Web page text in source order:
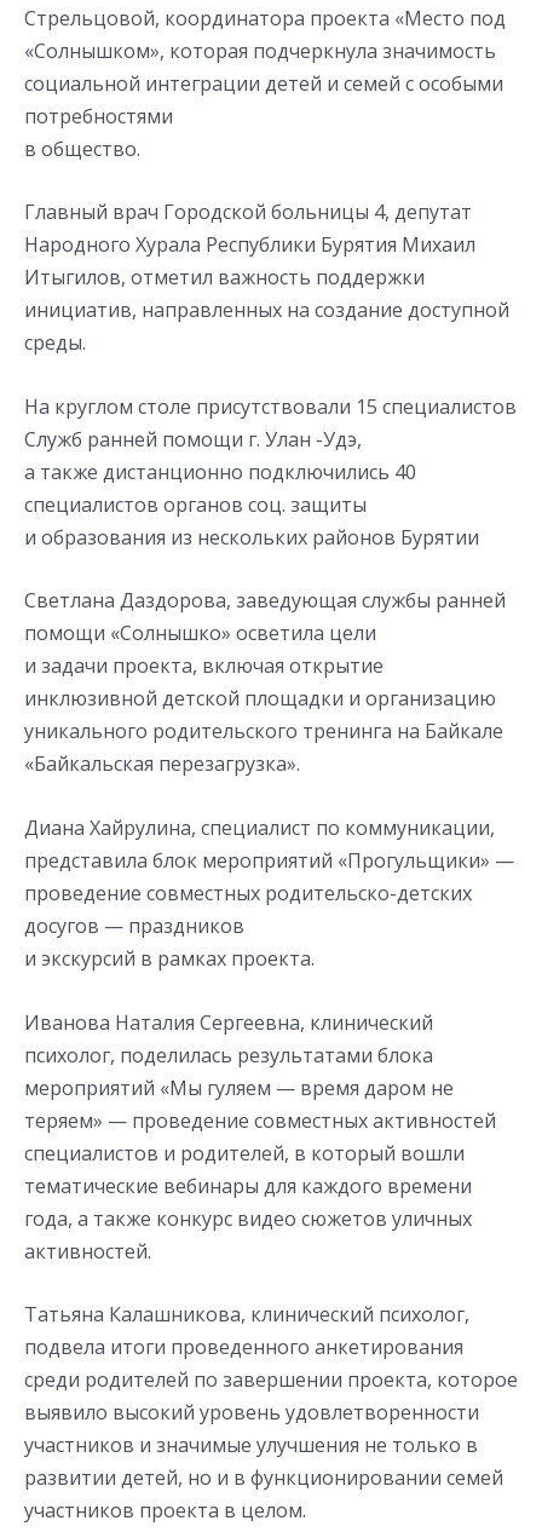
Стрельцовой, координатора проекта «Место под
«Солнышком», которая подчеркнула значимость
социальной интеграции детей и семей с особыми
потребностями
в общество.
Главный врач Городской больницы 4, депутат
Народного Хурала Республики Бурятия Михаил
Итыгилов, отметил важность поддержки
инициатив, направленных на создание доступной
среды.
На круглом столе присутствовали 15 специалистов
Служб ранней помощи г. Улан -Удэ,
а также дистанционно подключились 40
специалистов органов соц. защиты
и образования из нескольких районов Бурятии
Светлана Даздорова, заведующая службы ранней
помощи «Солнышко» осветила цели
и задачи проекта, включая открытие
инклюзивной детской площадки и организацию
уникального родительского тренинга на Байкале
«Байкальская перезагрузка».
Диана Хайрулина, специалист по коммуникации,
представила блок мероприятий «Прогульщики» —
проведение совместных родительско-детских
досугов — праздников
и экскурсий в рамках проекта.
Иванова Наталия Сергеевна, клинический
психолог, поделилась результатами блока
мероприятий «Мы гуляем — время даром не
теряем» — проведение совместных активностей
специалистов и родителей, в который вошли
тематические вебинары для каждого времени
года, а также конкурс видео сюжетов уличных
активностей.
Татьяна Калашникова, клинический психолог,
подвела итоги проведенного анкетирования
среди родителей по завершении проекта, которое
выявило высокий уровень удовлетворенности
участников и значимые улучшения не только в
развитии детей, но и в функционировании семей
участников проекта в целом.